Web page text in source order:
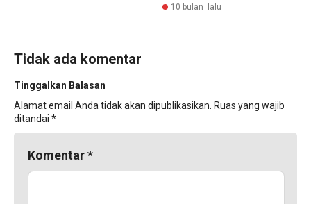
10 bulan lalu
Tidak ada komentar
Tinggalkan Balasan
Alamat email Anda tidak akan dipublikasikan. Ruas yang wajib
ditandai *
Komentar*